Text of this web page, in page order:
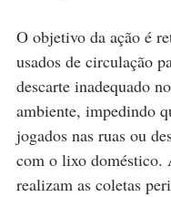
O objetivo da ação é
usados de circulação
descarte inadequado
ambiente, impedindo
jogados nas ruas ou
com o lixo doméstico.
realizam as coletas